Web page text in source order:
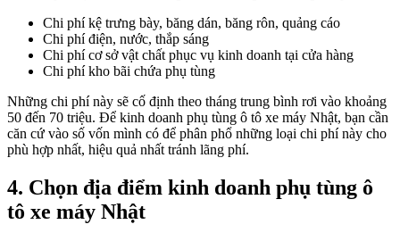
Chi phí kệ trưng bày, băng dán, băng rôn, quảng cáo
Chi phí điện, nước, thắp sáng
Chi phí cơ sở vật chất phục vụ kinh doanh tại cửa hàng
Chi phí kho bãi chứa phụ tùng
Những chi phí này sẽ cố định theo tháng trung bình rơi vào khoảng
50 đến 70 triệu. Để kinh doanh phụ tùng ô tô xe máy Nhật, bạn cần
căn cứ vào số vốn mình có để phân phổ những loại chi phí này cho
phù hợp nhất, hiệu quả nhất tránh lãng phí.
4. Chọn địa điểm kinh doanh phụ tùng ô
tô xe máy Nhật